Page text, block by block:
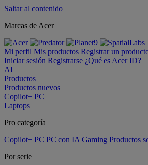
Saltar al contenido
Marcas de Acer
Mi perfil Mis productos Registrar un
Iniciar sesión Registrarse ¿Qué es Acer ID?
AI
Productos
Productos nuevos
Copilot+ PC
Laptops
Pro categoría
Copilot+ PC PC con IA Gaming Productos
Por serie